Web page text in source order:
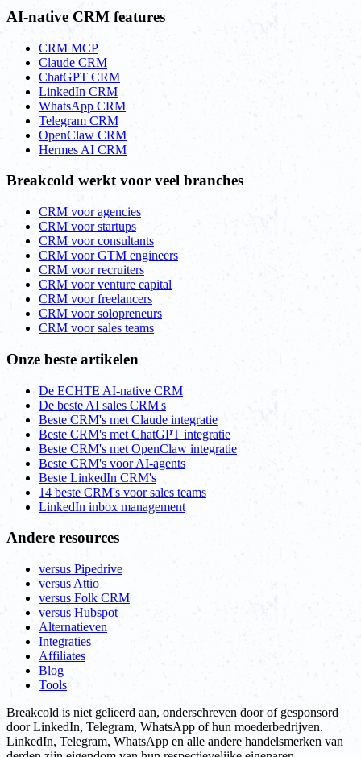
AI-native CRM features
CRM MCP
Claude CRM
ChatGPT CRM
LinkedIn CRM
WhatsApp CRM
Telegram CRM
OpenClaw CRM
Hermes AI CRM
Breakcold werkt voor veel branches
CRM voor agencies
CRM voor startups
CRM voor consultants
CRM voor GTM engineers
CRM voor recruiters
CRM voor venture capital
CRM voor freelancers
CRM voor solopreneurs
CRM voor sales teams
Onze beste artikelen
De ECHTE AI-native CRM
De beste AI sales CRM's
Beste CRM's met Claude integratie
Beste CRM's met ChatGPT integratie
Beste CRM's met OpenClaw integratie
Beste CRM's voor AI-agents
Beste LinkedIn CRM's
14 beste CRM's voor sales teams
LinkedIn inbox management
Andere resources
versus Pipedrive
versus Attio
versus Folk CRM
versus Hubspot
Alternatieven
Integraties
Affiliates
Blog
Tools
Breakcold is niet gelieerd aan, onderschreven door of gesponsord
door LinkedIn, Telegram, WhatsApp of hun moederbedrijven.
LinkedIn, Telegram, WhatsApp en alle andere handelsmerken van